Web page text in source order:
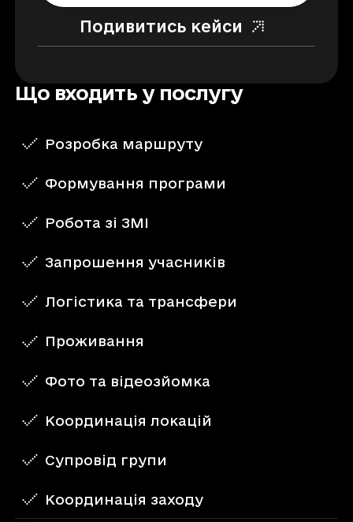
Подивитись кейси
Що входить у послугу
Розробка маршруту
Формування програми
Робота зі ЗМІ
Запрошення учасників
Логістика та трансфери
Проживання
Фото та відеозйомка
Координація локацій
Супровід групи
Координація заходу